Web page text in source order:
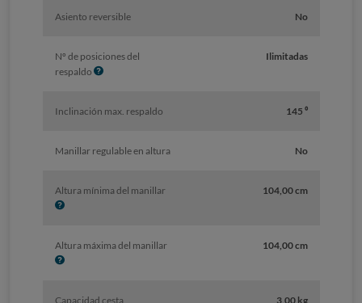
o
Asiento reversible No
Nº de posiciones del
respaldo I
o
Ilimitadas
Inclinación max. respaldo 145 ⁰
Manillar regulable en altura No
Altura mínima del manillarI
104,00 cm
Altura máxima del manillarI
104,00 cm
Capacidad cesta
3,00 kg